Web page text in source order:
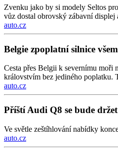
Zvenku jako by si modely Seltos
vůz dostal obrovský zábavní
auto.cz
Belgie zpoplatní silnice
Cesta přes Belgii k severnímu moři
královstvím bez jediného poplatku.
auto.cz
Příští Audi Q8 se bude
Ve světle zeštíhlování nabídky
auto.cz